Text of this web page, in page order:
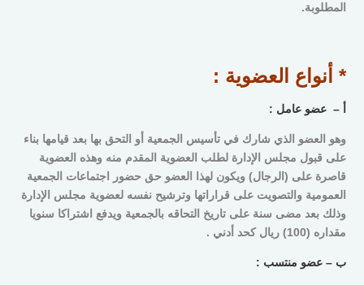
المطلوبة.
* أنواع العضوية :
أ – عضو عامل :
وهو العضو الذي شارك في تأسيس الجمعية أو التحق بها بعد قيامها بناء
على قبول مجلس الإدارة لطلب العضوية المقدم منه وهذه العضوية
قاصرة على (الرجال) ويكون لهذا العضو حق حضور اجتماعات الجمعية
العمومية والتصويت على قراراتها وترشيح نفسه لعضوية مجلس الإدارة
وذلك بعد مضى سنة على تاريخ التحاقه بالجمعية ويدفع اشتراكا سنويا
مقداره (100) ريال كحد أدني .
ب – عضو منتسب :